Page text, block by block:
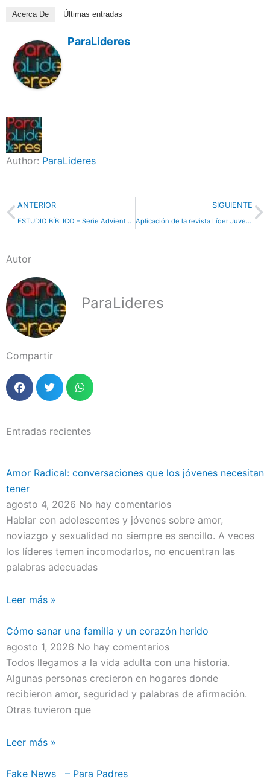
Acerca De Últimas entradas
ParaLideres
Author: ParaLideres
Previo
ANTERIOR
ESTUDIO BÍBLICO – Serie Adviento y Navidad: Nuevo Testamento – Parte 2
SIGUIENTE
Aplicación de la revista Líder Juvenil para Android
Autor
ParaLideres
Compartir
Entradas recientes
Amor Radical: conversaciones que los jóvenes necesitan
tener
agosto 4, 2026 No hay comentarios
Hablar con adolescentes y jóvenes sobre amor,
noviazgo y sexualidad no siempre es sencillo. A veces
los líderes temen incomodarlos, no encuentran las
palabras adecuadas
Leer más »
Cómo sanar una familia y un corazón herido
agosto 1, 2026 No hay comentarios
Todos llegamos a la vida adulta con una historia.
Algunas personas crecieron en hogares donde
recibieron amor, seguridad y palabras de afirmación.
Otras tuvieron que
Leer más »
Fake News – Para Padres